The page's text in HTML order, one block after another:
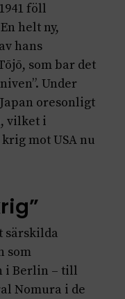
föll
helt ny,
hans
som bar det
Under
oresonligt
vilket i
mot USA nu
särskilda
som
i Berlin – till
Nomura i de